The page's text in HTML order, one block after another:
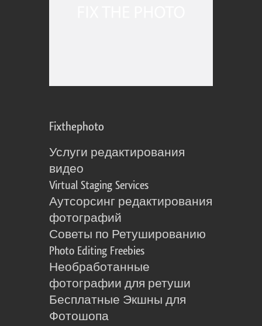
Fixthephoto
Услуги редактирования
видео
Virtual Staging Services
Аутсорсинг редактирования
фотографий
Советы по Ретушированию
Photo Editing Freebies
Необработанные
фотографии для ретуши
Бесплатные Экшны для
Фотошопа